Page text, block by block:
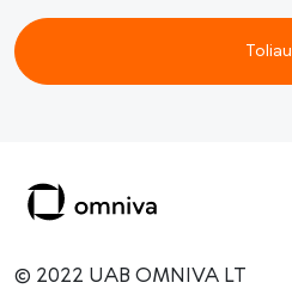
Toliau
© 2022 UAB OMNIVA LT